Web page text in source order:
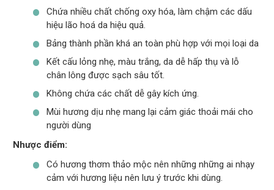
Chứa nhiều chất chống oxy hóa, làm chậm các dấu
hiệu lão hoá da hiệu quả.
Bảng thành phần khá an toàn phù hợp với mọi loại da
Kết cấu lỏng nhẹ, màu trắng, da dễ hấp thụ và lỗ
chân lông được sạch sâu tốt.
Không chứa các chất dễ gây kích ứng.
Mùi hương dịu nhẹ mang lại cảm giác thoải mái cho
người dùng
Nhược điểm:
Có hương thơm thảo mộc nên những những ai nhạy
cảm với hương liệu nên lưu ý trước khi dùng.